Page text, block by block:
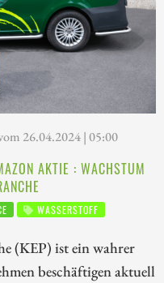
26.04.2024 | 05:00
AKTIE : WACHSTUM
WASSERSTOFF
(KEP) ist ein wahrer
beschäftigen aktuell